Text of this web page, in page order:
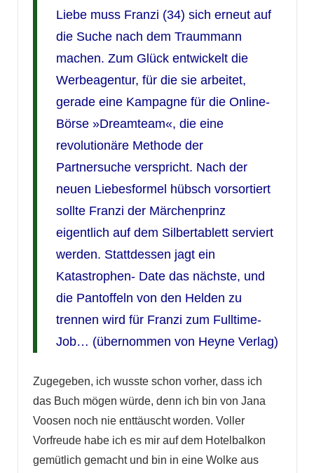
Liebe muss Franzi (34) sich erneut auf
die Suche nach dem Traummann
machen. Zum Glück entwickelt die
Werbeagentur, für die sie arbeitet,
gerade eine Kampagne für die Online-
Börse »Dreamteam«, die eine
revolutionäre Methode der
Partnersuche verspricht. Nach der
neuen Liebesformel hübsch vorsortiert
sollte Franzi der Märchenprinz
eigentlich auf dem Silbertablett serviert
werden. Stattdessen jagt ein
Katastrophen- Date das nächste, und
die Pantoffeln von den Helden zu
trennen wird für Franzi zum Fulltime-
Job… (übernommen von Heyne Verlag)
Zugegeben, ich wusste schon vorher, dass ich
das Buch mögen würde, denn ich bin von Jana
Voosen noch nie enttäuscht worden. Voller
Vorfreude habe ich es mir auf dem Hotelbalkon
gemütlich gemacht und bin in eine Wolke aus